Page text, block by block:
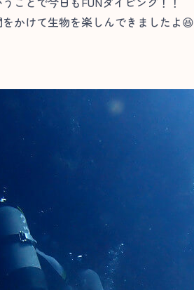
かけて生物を楽しんできましたよ😆